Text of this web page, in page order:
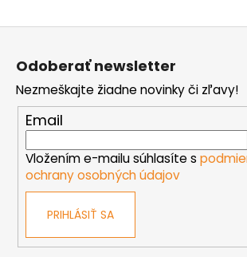
Odoberať newsletter
Nezmeškajte žiadne novinky či zľavy!
Email
Vložením e-mailu súhlasíte s
ochrany osobných údajov
PRIHLÁSIŤ SA